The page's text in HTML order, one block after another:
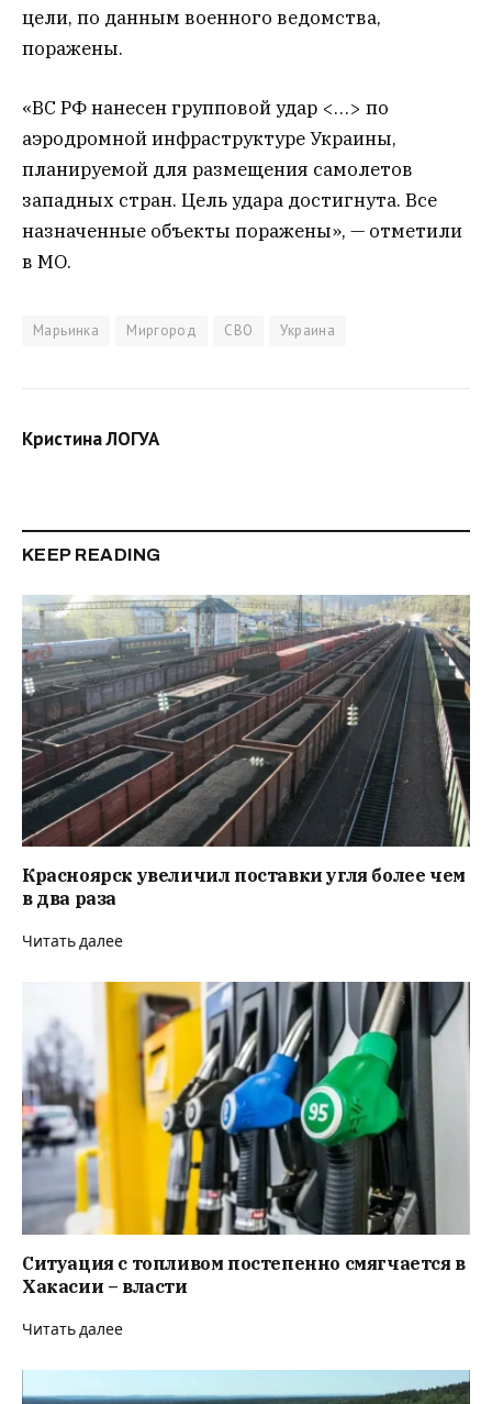
цели, по данным военного ведомства,
поражены.
«ВС РФ нанесен групповой удар <…> по
аэродромной инфраструктуре Украины,
планируемой для размещения самолетов
западных стран. Цель удара достигнута. Все
назначенные объекты поражены», — отметили
в МО.
Марьинка Миргород СВО Украина
Кристина ЛОГУА
KEEP READING
Красноярск увеличил поставки угля более чем
в два раза
Читать далее
Ситуация с топливом постепенно смягчается в
Хакасии – власти
Читать далее